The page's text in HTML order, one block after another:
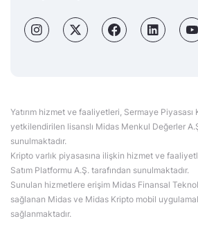
Yatırım hizmet ve faaliyetleri, Sermaye Piyasası
yetkilendirilen lisanslı Midas Menkul Değerler
sunulmaktadır.
Kripto varlık piyasasına ilişkin hizmet ve
Satım Platformu A.Ş. tarafından sunulmaktadır.
Sunulan hizmetlere erişim Midas Finansal
sağlanan Midas ve Midas Kripto mobil
sağlanmaktadır.